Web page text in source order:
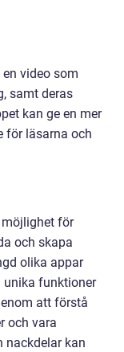
video som
samt deras
kan ge en mer
för läsarna och
möjlighet för
och skapa
olika appar
unika funktioner
att förstå
och vara
nackdelar kan